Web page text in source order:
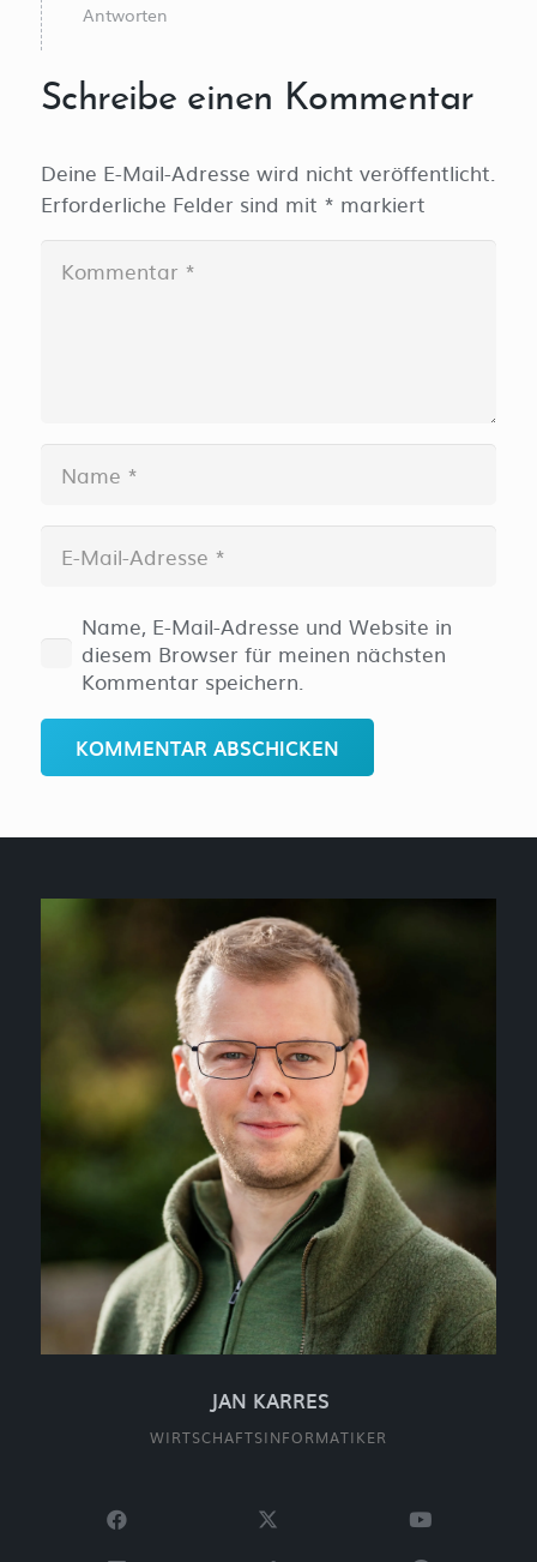
Antworten
Schreibe einen Kommentar
Deine E-Mail-Adresse wird nicht veröffentlicht.
Erforderliche Felder sind mit * markiert
Name, E-Mail-Adresse und Website in
diesem Browser für meinen nächsten
Kommentar speichern.
KOMMENTAR ABSCHICKEN
JAN KARRES
WIRTSCHAFTSINFORMATIKER